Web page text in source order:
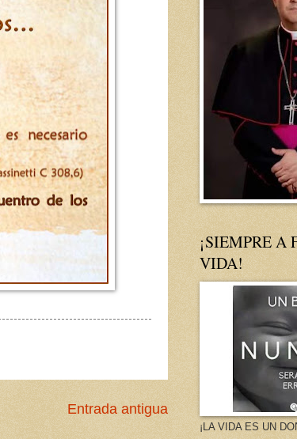
Entrada antigua
¡SIEMPRE A
VIDA!
¡LA VIDA ES UN